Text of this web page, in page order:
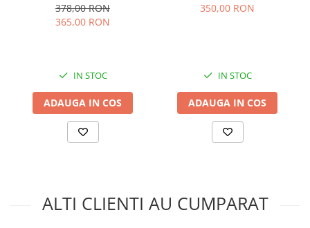
378,00 RON
365,00 RON
IN STOC
ADAUGA IN COS
350,00 RON
IN STOC
ADAUGA IN COS
ALTI CLIENTI AU CUMPARAT